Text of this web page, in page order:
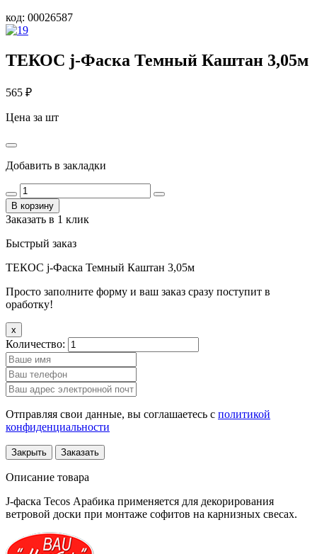
код: 00026587
ТЕКОС j-Фаска Темный Каштан 3,05м
565 ₽
Цена за шт
Добавить в закладки
В корзину
Заказать в 1 клик
Быстрый заказ
ТЕКОС j-Фаска Темный Каштан 3,05м
Просто заполните форму и ваш заказ сразу поступит в
оработку!
x
Количество:
Отправляя свои данные, вы соглашаетесь с политикой
конфиденциальности
Закрыть Заказать
Описание товара
J-фаска Tecos Арабика применяется для декорирования
ветровой доски при монтаже софитов на карнизных свесах.